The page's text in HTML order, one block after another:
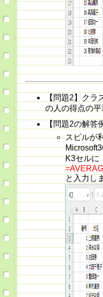
【問題2】クラ
の人の得点の平
【問題2の解答
スピルが
K3セル
と入力し